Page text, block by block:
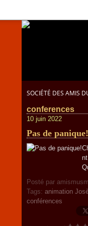
SOCIÉTÉ DES AMIS
conferences
10 juin 2022
Pas de panique!
Posté par
Tags: animation
conférences